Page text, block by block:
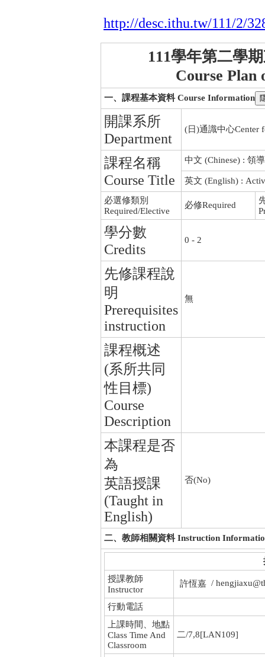
http://desc.ithu.tw/111/2/
111學年第二學
Course Plan
一、課程基本資料 Course Information
開課系所
Department
(日)通識中心Center
課程名稱
Course Title
中文 (Chinese) : 領
英文 (English) :
必選修類別
Required/Elective
必修Required
學分數
Credits
0 - 2
先修課程說
明
Prerequisites
instruction
無
課程概述
(系所共同
性目標)
Course
Description
本課程是否
為
英語授課
(Taught in
English)
否(No)
二、教師相關資料 Instruction
授課教師
Instructor
許恆嘉 /
行動電話
上課時間、地點
Class Time And
Classroom
二/7,8[LAN109]